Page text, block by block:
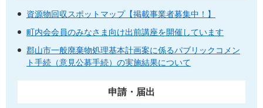
資源物回収スポットマップ【掲載事業者募集中！】
町内会会員のみなさま向け出前講座を開催しています
郡山市一般廃棄物処理基本計画案に係るパブリックコメン
ト手続（意見公募手続）の実施結果について
申請・届出